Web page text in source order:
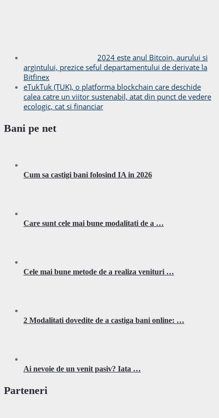
2024 este anul Bitcoin, aurului si
argintului, prezice seful departamentului de derivate la
Bitfinex
eTukTuk (TUK), o platforma blockchain care deschide
calea catre un viitor sustenabil, atat din punct de vedere
ecologic, cat si financiar
Bani pe net
Cum sa castigi bani folosind IA in 2026
Care sunt cele mai bune modalitati de a …
Cele mai bune metode de a realiza venituri …
2 Modalitati dovedite de a castiga bani online: …
Ai nevoie de un venit pasiv? Iata …
Parteneri